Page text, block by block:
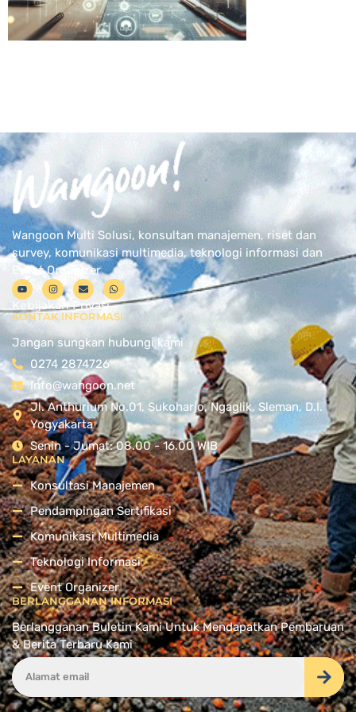
Wangoon Multi Solusi, konsultan manajemen, riset dan
survey, komunikasi multimedia, teknologi informasi dan
Event Organizer
Kebijakan Privasi
KONTAK INFORMASI
Jangan sungkan hubungi kami
0274 2874726
Info@wangoon.net
Jl. Anthurium No.01, Sukoharjo, Ngaglik, Sleman, D.I.
Yogyakarta
Senin - Jumat: 08.00 - 16.00 WIB
LAYANAN
Konsultasi Manajemen
Pendampingan Sertifikasi
Komunikasi Multimedia
Teknologi Informasi
Event Organizer
BERLANGGANAN INFORMASI
Berlangganan Buletin Kami Untuk Mendapatkan Pembaruan
& Berita Terbaru Kami